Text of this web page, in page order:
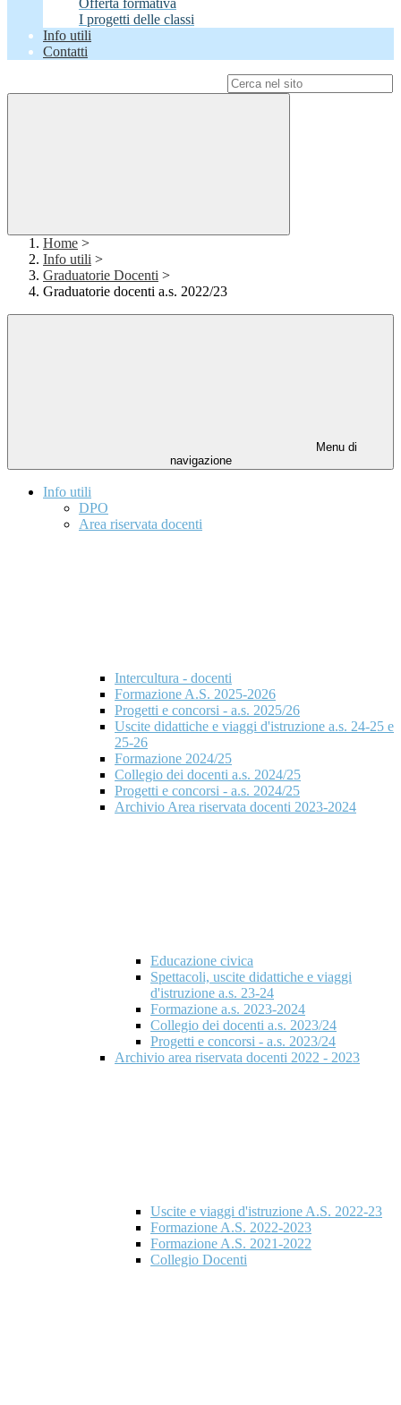
Offerta formativa
I progetti delle classi
Info utili
Contatti
Home >
Info utili >
Graduatorie Docenti >
Graduatorie docenti a.s. 2022/23
Menu di
navigazione
Info utili
DPO
Area riservata docenti
Intercultura - docenti
Formazione A.S. 2025-2026
Progetti e concorsi - a.s. 2025/26
Uscite didattiche e viaggi d'istruzione a.s. 24-25 e
25-26
Formazione 2024/25
Collegio dei docenti a.s. 2024/25
Progetti e concorsi - a.s. 2024/25
Archivio Area riservata docenti 2023-2024
Educazione civica
Spettacoli, uscite didattiche e viaggi
d'istruzione a.s. 23-24
Formazione a.s. 2023-2024
Collegio dei docenti a.s. 2023/24
Progetti e concorsi - a.s. 2023/24
Archivio area riservata docenti 2022 - 2023
Uscite e viaggi d'istruzione A.S. 2022-23
Formazione A.S. 2022-2023
Formazione A.S. 2021-2022
Collegio Docenti